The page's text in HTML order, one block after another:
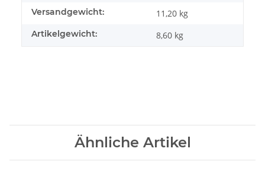
Versandgewicht: 11,20 kg
Artikelgewicht: 8,60 kg
Ähnliche Artikel